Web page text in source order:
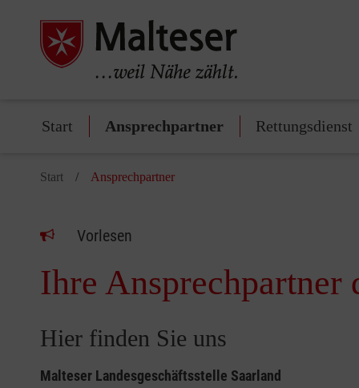
Start Ansprechpartner Rettungsdienst
Start Ansprechpartner
Vorlesen
Ihre Ansprechpartner
Hier finden Sie uns
Malteser Landesgeschäftsstelle Saarland